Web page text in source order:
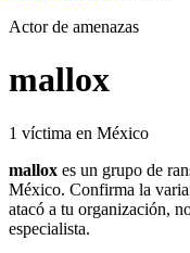
Actor de amenazas
mallox
1 víctima en México
mallox es un grupo de
México. Confirma la
atacó a tu organización,
especialista.